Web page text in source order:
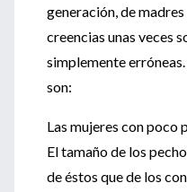
generación, de
creencias unas veces
simplemente
son:
Las mujeres con poco
El tamaño de los
de éstos que de los